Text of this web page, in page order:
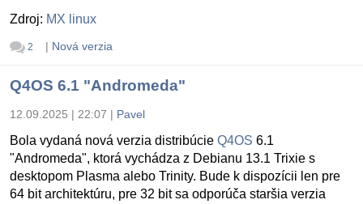
Zdroj: MX linux
2 | Nová verzia
Q4OS 6.1 "Andromeda"
12.09.2025 | 22:07 | Pavel
Bola vydaná nová verzia distribúcie Q4OS 6.1
"Andromeda", ktorá vychádza z Debianu 13.1 Trixie s
desktopom Plasma alebo Trinity. Bude k dispozícii len pre
64 bit architektúru, pre 32 bit sa odporúča staršia verzia